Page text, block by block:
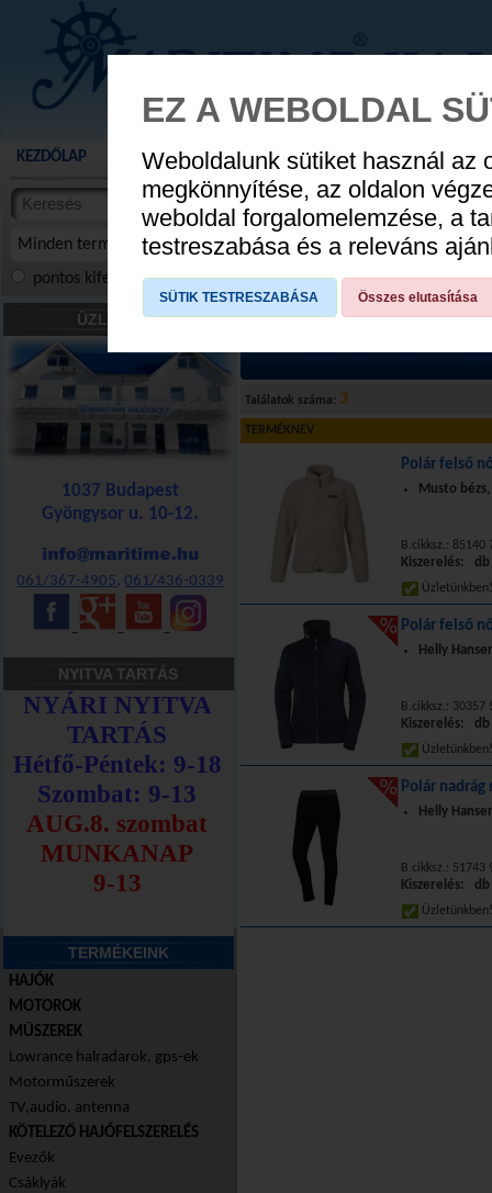
AUGUSZTUS
KEZDŐLAP AKCIÓS TERMÉKEK WEBÁRUHÁZ HÍREK
Minden termék
termékekben
cikkekben
pontos kifejezés összes szóra szóra, szótöredék
ÜZLETÜNK
1037 Budapest
Gyöngysor u. 10-12.
061/367-4905,061/436-0339
NYITVA TARTÁS
TERMÉKEINK
HAJÓK
MOTOROK
MŰSZEREK
Lowrance halradarok, gps-ek
Motorműszerek
TV,audio, antenna
KÖTELEZŐ HAJÓFELSZERELÉS
Evezők
Csáklyák
HAJÓS DIVAT»Női ruházat»Parti
Találatok száma: 3
TERMÉKNÉV
Polár felső
Musto
B.cikksz.: 85140
Kiszerelés: db
Polár felső
Helly
B.cikksz.: 30357
Kiszerelés: db
Polár nadrág
Helly
B.cikksz.: 51743
Kiszerelés: db
EZ A WEBOLDAL
Weboldalunk sütiket használ az
megkönnyítése, az oldalon
weboldal forgalomelemzése, a
testreszabása és a releváns
SÜTIK TESTRESZABÁSA Összes elutasítása